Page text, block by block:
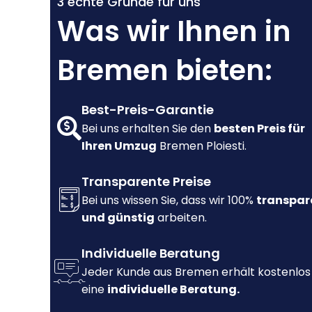
Was wir Ihnen in
Bremen bieten:
Best-Preis-Garantie
Bei uns erhalten Sie den besten Preis für
Ihren Umzug Bremen Ploiesti.
Transparente Preise
Bei uns wissen Sie, dass wir 100%
und günstig arbeiten.
Individuelle Beratung
Jeder Kunde aus Bremen erhält kostenlos
eine individuelle Beratung.